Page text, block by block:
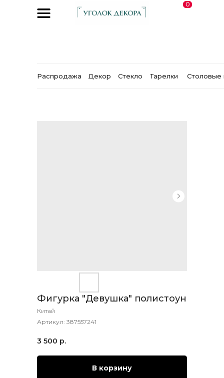
0
Распродажа Декор Столовые
Стекло Тарелки
Фигурка "Девушка" полистоун
Китай
Артикул: 387557241
3 500 р.
В корзину